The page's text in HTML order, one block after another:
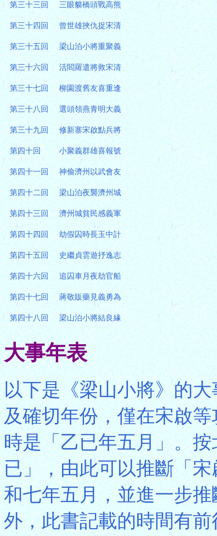
第三十三回 三眼貘橋頭戰高熊
第三十四回 曾世雄挾仇捉宋清
第三十五回 梁山泊小將重聚義
第三十六回 活閻羅遣將救宋清
第三十七回 柳園渡舊友喜重逢
第三十八回 選頭領燕青明大義
第三十九回 修新寨宋啟點兵將
第四十回 小聚義群雄喜報號
第四十一回 神偷濟州以武會友
第四十二回 梁山泊夜襲濟州城
第四十三回 濟州城貧民感義軍
第四十四回 劫假囚時長玉中計
第四十五回 史繼貞雲遊抒逸志
第四十六回 追囚車月夜劫官船
第四十七回 蔣敬販藥見義勇為
第四十八回 梁山泊小將結良緣
大事年表
以下是《梁山小將》的
及確切年份，僅在宋啟
時是「乙已年五月」。
已」，由此可以推斷「
和七年五月，並進一步
外，此書記載的時間有